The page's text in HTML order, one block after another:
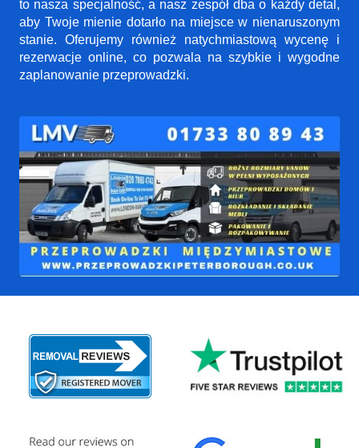
to nasza specjalność, a nasz zespół dba o każdy detal,
aby Twoje mienie dotarło na miejsce w nienaruszonym
stanie. Oferujemy również natychmiastową wycenę i
rezerwacje online, co pozwala na szybkie i wygodne
zaplanowanie przeprowadzki.